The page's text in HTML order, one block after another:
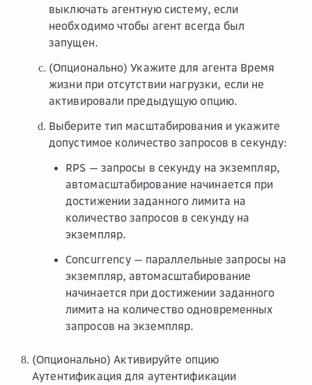
выключать агентную систему, если
необходимо чтобы агент всегда был
запущен.
(Опционально) Укажите для агента Время
жизни при отсутствии нагрузки, если не
активировали предыдущую опцию.
Выберите тип масштабирования и укажите
допустимое количество запросов в секунду:
RPS — запросы в секунду на экземпляр,
автомасштабирование начинается при
достижении заданного лимита на
количество запросов в секунду на
экземпляр.
Concurrency— параллельные запросы на
экземпляр, автомасштабирование
начинается при достижении заданного
лимита на количество одновременных
запросов на экземпляр.
(Опционально) Активируйте опцию
Аутентификация для аутентификации